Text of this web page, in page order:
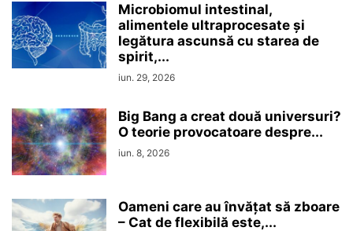
Microbiomul intestinal,
alimentele ultraprocesate şi
legătura ascunsă cu starea de
spirit,...
iun. 29, 2026
Big Bang a creat două universuri?
O teorie provocatoare despre...
iun. 8, 2026
Oameni care au învățat să zboare
– Cat de flexibilă este,...